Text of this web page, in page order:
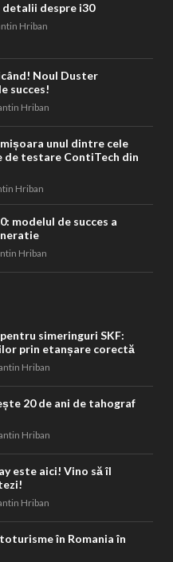
despre i30
Hriban
Noul Duster
succes!
Hriban
unul dintre cele
de testare ContiTech din
Hriban
modelul de succes a
Hriban
simeringuri SKF:
prin etanșare corectă
Hriban
20 de ani de tahograf
Hriban
este aici! Vino să îl
Hriban
în Romania în